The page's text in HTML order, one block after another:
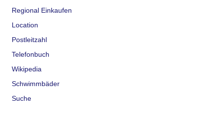
Regional Einkaufen
Location
Postleitzahl
Telefonbuch
Wikipedia
Schwimmbäder
Suche